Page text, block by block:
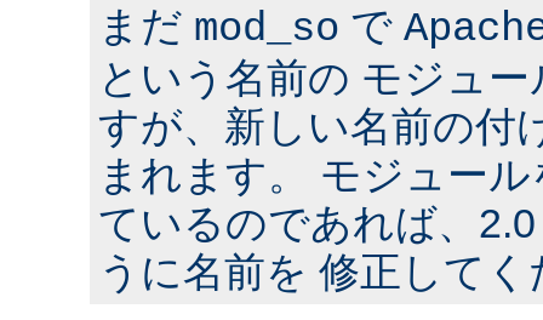
まだ mod_so で
という名前の モジュ
すが、新しい名前の付
まれます。 モジュー
ているのであれば、
うに名前を 修正して